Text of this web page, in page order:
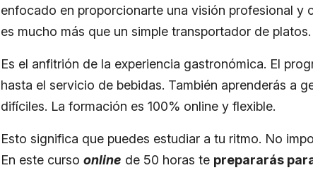
enfocado en proporcionarte una visión profesional y
es mucho más que un simple transportador de platos.
Es el anfitrión de la experiencia gastronómica. El
hasta el servicio de bebidas. También aprenderás a
difíciles. La formación es 100% online y flexible.
Esto significa que puedes estudiar a tu ritmo. No
En este curso online de 50 horas te prepararás